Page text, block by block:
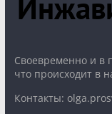
Cвоевременно и в
что происходит в
Контакты: